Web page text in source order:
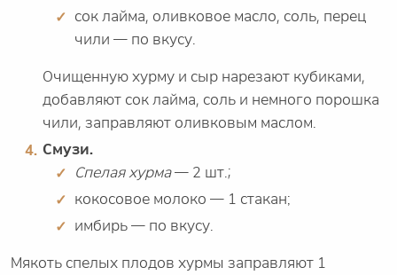
сок лайма, оливковое масло, соль, перец
чили — по вкусу.
Очищенную хурму и сыр нарезают кубиками,
добавляют сок лайма, соль и немного порошка
чили, заправляют оливковым маслом.
Смузи.
Спелая хурма— 2 шт.;
кокосовое молоко — 1 стакан;
имбирь — по вкусу.
Мякоть спелых плодов хурмы заправляют 1